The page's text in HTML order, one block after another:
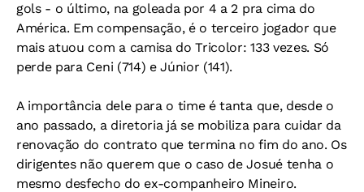
gols - o último, na goleada por 4 a 2 pra cima do
América. Em compensação, é o terceiro jogador que
mais atuou com a camisa do Tricolor: 133 vezes. Só
perde para Ceni (714) e Júnior (141).
A importância dele para o time é tanta que, desde o
ano passado, a diretoria já se mobiliza para cuidar da
renovação do contrato que termina no fim do ano. Os
dirigentes não querem que o caso de Josué tenha o
mesmo desfecho do ex-companheiro Mineiro.